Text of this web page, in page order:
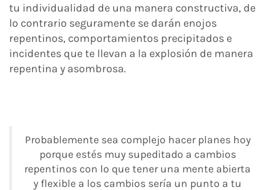
tu individualidad de una manera constructiva, de
lo contrario seguramente se darán enojos
repentinos, comportamientos precipitados e
incidentes que te llevan a la explosión de manera
repentina y asombrosa.
Probablemente sea complejo hacer planes hoy
porque estés muy supeditado a cambios
repentinos con lo que tener una mente abierta
y flexible a los cambios sería un punto a tu